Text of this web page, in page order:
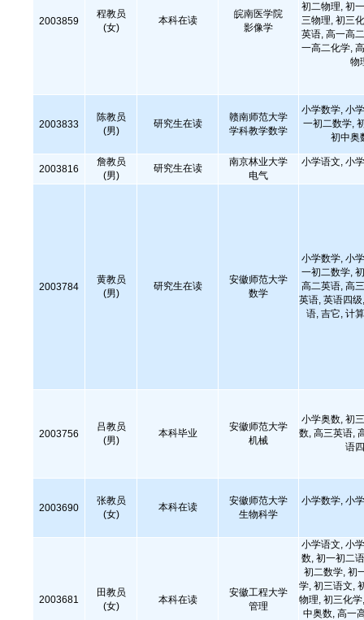
2003859
程教员
(女)
本科在读
皖南医学院
影像学
初二物理, 初
三物理, 初三
英语, 高一高
一高二化学,
物
2003833
陈教员
(男)
研究生在读
赣南师范大学
学科教学数学
小学数学, 小
一初二数学,
初中奥
2003816
詹教员
(男)
研究生在读
南京林业大学
电气
小学语文, 小
2003784
黄教员
(男)
研究生在读
安徽师范大学
数学
小学数学, 小
一初二数学,
高二英语, 高
英语, 英语四
语, 吉它, 计
2003756
吕教员
(男)
本科毕业
安徽师范大学
机械
小学奥数, 初
数, 高三英语,
语
2003690
张教员
(女)
本科在读
安徽师范大学
生物科学
小学数学, 小
2003681
田教员
(女)
本科在读
安徽工程大学
管理
小学语文, 小
数, 初一初二
初二数学, 初
学, 初三语文,
物理, 初三化
中奥数, 高一